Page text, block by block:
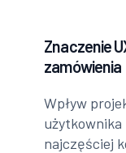
Znaczenie
zamówienia
Wpływ
użytkownika
najczęściej